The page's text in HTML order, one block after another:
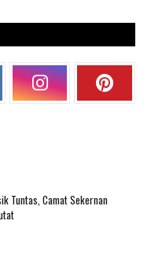
Tuntas, Camat Sekernan